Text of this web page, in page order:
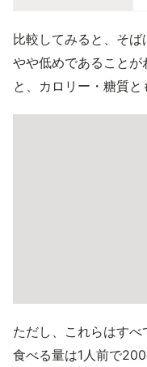
比較してみると、そ
やや低めであること
と、カロリー・糖質と
ただし、これらはす
食べる量は1人前で